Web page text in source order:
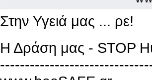
Στην Υγειά μας ... ρε!
Η Δράση μας - STOP